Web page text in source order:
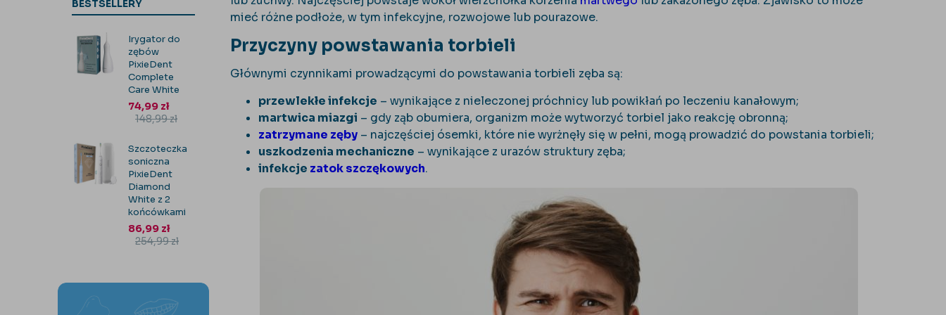
BESTSELLERY
Irygator do
zębów
PixieDent
Complete
Care White
74,99 zł
148,99zł
Szczoteczka
soniczna
PixieDent
Diamond
White z 2
końcówkami
86,99 zł
254,99zł
mieć różne podłoże, w tym infekcyjne, rozwojowe lub pourazowe.
Przyczyny powstawania torbieli
Głównymi czynnikami prowadzącymi do powstawania torbieli zęba są:
przewlekłe infekcje – wynikające z nieleczonej próchnicy lub powikłań po leczeniu kanałowym;
martwica miazgi – gdy ząb obumiera, organizm może wytworzyć torbiel jako reakcję obronną;
zatrzymane zęby– najczęściej ósemki, które nie wyrżnęły się w pełni, mogą prowadzić do powstania torbieli;
uszkodzenia mechaniczne – wynikające z urazów struktury zęba;
infekcje zatok szczękowych.